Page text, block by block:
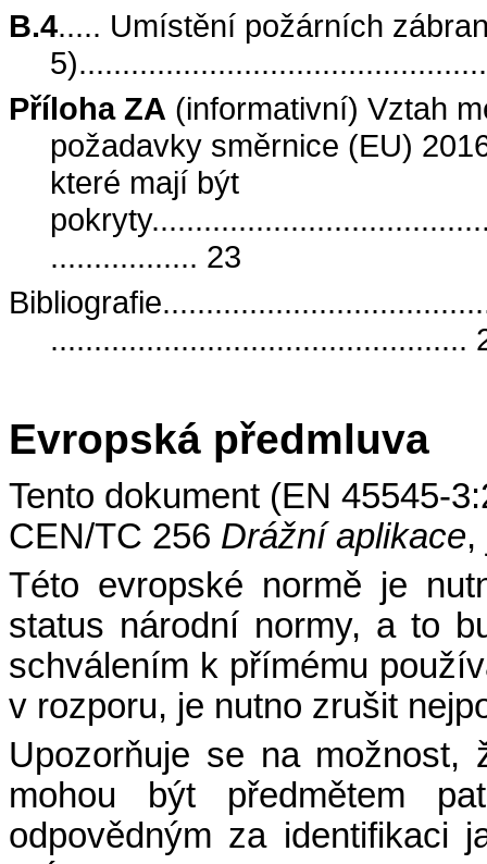
B.4..... Umístění požárních
Příloha ZA (informativní) Vztah
požadavky směrnice (EU)
které mají být
................. 23
................................................
Evropská předmluva
Tento dokument (EN 45545-
CEN/TC 256 Drážní aplikace,
Této evropské normě je
status národní normy, a to
schválením k přímému
v rozporu, je nutno zrušit
Upozorňuje se na možnost,
mohou být předmětem
odpovědným za identifikaci